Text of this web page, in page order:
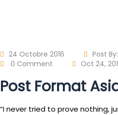
24 Octobre 2016 Post By:
0 Comment
Oct 24,
Post Format
“I never tried to prove nothing,